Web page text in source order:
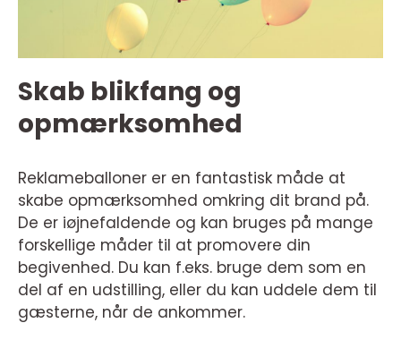
Skab blikfang og
opmærksomhed
Reklameballoner er en fantastisk måde at
skabe opmærksomhed omkring dit brand på.
De er iøjnefaldende og kan bruges på mange
forskellige måder til at promovere din
begivenhed. Du kan f.eks. bruge dem som en
del af en udstilling, eller du kan uddele dem til
gæsterne, når de ankommer.